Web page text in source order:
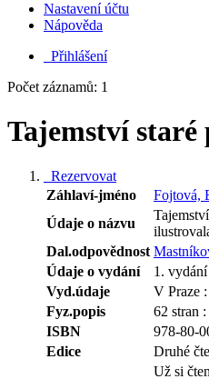
Nastavení účtu
Nápověda
Přihlášení
Počet záznamů: 1
Tajemství staré
Rezervovat
Záhlaví-jméno
Fojtová,
Údaje o názvu
Dal.odpovědnost
Údaje o vydání
1. vydání
Vyd.údaje
V Praze
Fyz.popis
62 stran
ISBN
978-80-
Edice
Druhé
Už si